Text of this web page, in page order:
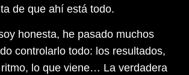
de que ahí está todo.
honesta, he pasado muchos
controlarlo todo: los resultados,
lo que viene… La verdadera